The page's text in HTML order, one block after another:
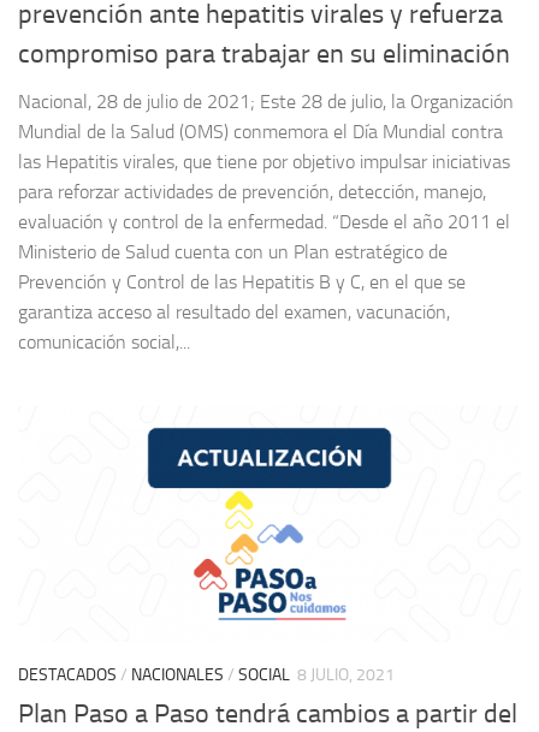
prevención ante hepatitis virales y refuerza
compromiso para trabajar en su eliminación
Nacional, 28 de julio de 2021; Este 28 de julio, la Organización
Mundial de la Salud (OMS) conmemora el Día Mundial contra
las Hepatitis virales, que tiene por objetivo impulsar iniciativas
para reforzar actividades de prevención, detección, manejo,
evaluación y control de la enfermedad. “Desde el año 2011 el
Ministerio de Salud cuenta con un Plan estratégico de
Prevención y Control de las Hepatitis B y C, en el que se
garantiza acceso al resultado del examen, vacunación,
comunicación social,...
DESTACADOS / NACIONALES / SOCIAL 8 JULIO, 2021
Plan Paso a Paso tendrá cambios a partir del